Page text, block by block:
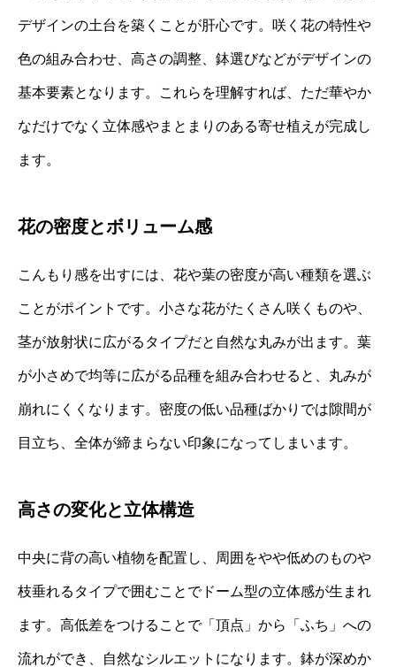
デザインの土台を築くことが肝心です。咲く花の特性や
色の組み合わせ、高さの調整、鉢選びなどがデザインの
基本要素となります。これらを理解すれば、ただ華やか
なだけでなく立体感やまとまりのある寄せ植えが完成し
ます。
花の密度とボリューム感
こんもり感を出すには、花や葉の密度が高い種類を選ぶ
ことがポイントです。小さな花がたくさん咲くものや、
茎が放射状に広がるタイプだと自然な丸みが出ます。葉
が小さめで均等に広がる品種を組み合わせると、丸みが
崩れにくくなります。密度の低い品種ばかりでは隙間が
目立ち、全体が締まらない印象になってしまいます。
高さの変化と立体構造
中央に背の高い植物を配置し、周囲をやや低めのものや
枝垂れるタイプで囲むことでドーム型の立体感が生まれ
ます。高低差をつけることで「頂点」から「ふち」への
流れができ、自然なシルエットになります。鉢が深めか